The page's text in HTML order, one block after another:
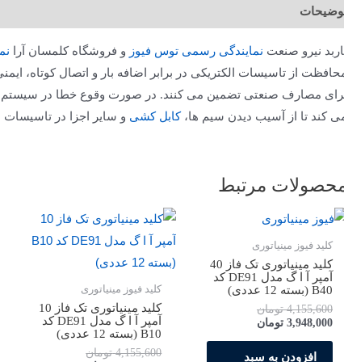
نیرو صنعت نمایندگی رسمی توس فیوز و فروشگاه کلمسان آرا
از تاسیسات الکتریکی در برابر اضافه بار و اتصال کوتاه،
مصارف صنعتی تضمین می کنند. در صورت وقوع خطا در سیستم
کند تا از آسیب دیدن سیم ها،کابل کشی و سایر اجزا در
مرتبط
کلید فیوز مینیاتوری
کلید مینیاتوری تک فاز 40
آمپر آ ا گ مدل DE91 کد
B40 (بسته 12 عددی)
4,155,600 تومان
3,948,000 تومان
افزودن به سبد
کلید فیوز مینیاتوری
کلید مینیاتوری تک فاز 10
آمپر آ ا گ مدل DE91 کد
B10 (بسته 12 عددی)
4,155,600 تومان